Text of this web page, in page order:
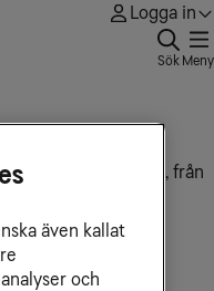
Logga in
Sök Meny
sms:a och surfa till, från
även kallat
och